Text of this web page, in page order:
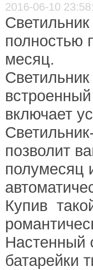
2016-06-10
полностью
месяц.
включает
позволит
полумесяц
Купив
Настенный
батарейки